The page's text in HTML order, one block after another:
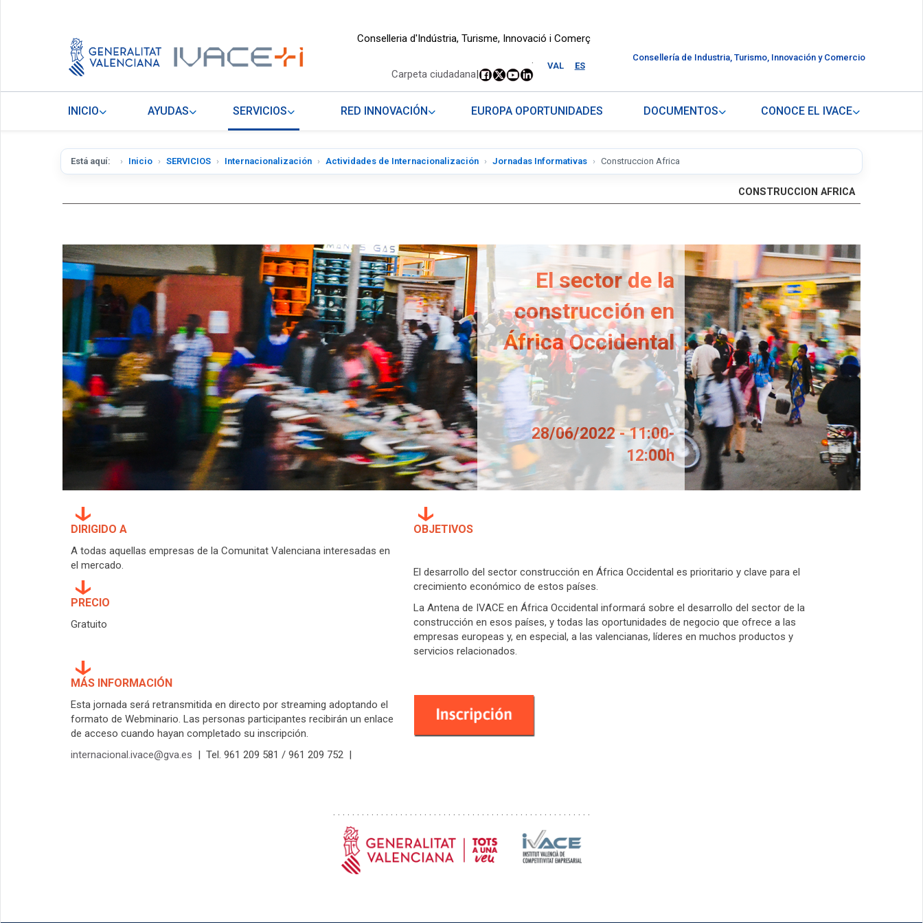
Conselleria d'Indústria, Turisme, Innovació i Comerç
VAL ES
.
Carpeta ciudadana|
Consellería de Industria, Turismo, Innovación y Comercio
INICIO AYUDAS SERVICIOS RED INNOVACIÓN EUROPA OPORTUNIDADES DOCUMENTOS CONOCE EL IVACE
Está aquí: Inicio SERVICIOS Internacionalización Actividades de Internacionalización Jornadas Informativas Construccion Africa
CONSTRUCCION AFRICA
El sector de la
construcción en
África Occidental
28/06/2022 - 11:00-
12:00h
DIRIGIDO A
A todas aquellas empresas de la Comunitat Valenciana interesadas en
el mercado.
PRECIO
Gratuito
MÁS INFORMACIÓN
Esta jornada será retransmitida en directo por streaming adoptando el
formato de Webminario. Las personas participantes recibirán un enlace
de acceso cuando hayan completado su inscripción.
internacional.ivace@gva.es | Tel. 961 209 581 / 961 209 752 |
OBJETIVOS
El desarrollo del sector construcción en África Occidental es prioritario y clave para el
crecimiento económico de estos países.
La Antena de IVACE en África Occidental informará sobre el desarrollo del sector de la
construcción en esos países, y todas las oportunidades de negocio que ofrece a las
empresas europeas y, en especial, a las valencianas, líderes en muchos productos y
servicios relacionados.
. . . . . . . . . . . . . . . . . . . . . . . . . . . . . . . . . . . . . . . . . . . . . . . . . . . . . .